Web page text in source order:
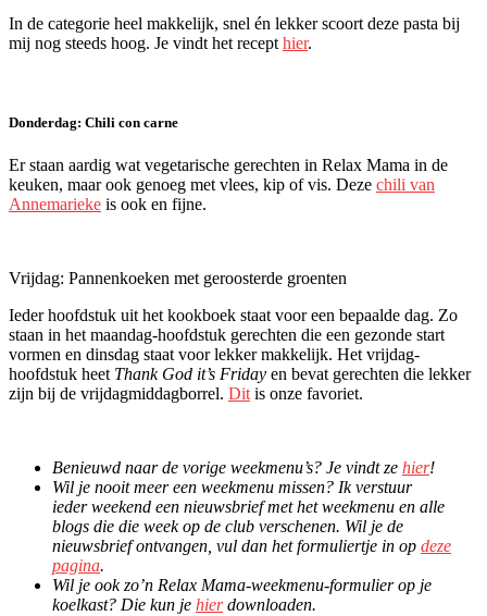
In de categorie heel makkelijk, snel én lekker scoort deze pasta bij
mij nog steeds hoog. Je vindt het recept hier.
Donderdag: Chili con carne
Er staan aardig wat vegetarische gerechten in Relax Mama in de
keuken, maar ook genoeg met vlees, kip of vis. Deze chili van
Annemarieke is ook en fijne.
Vrijdag: Pannenkoeken met geroosterde groenten
Ieder hoofdstuk uit het kookboek staat voor een bepaalde dag. Zo
staan in het maandag-hoofdstuk gerechten die een gezonde start
vormen en dinsdag staat voor lekker makkelijk. Het vrijdag-
hoofdstuk heet Thank God it’s Friday en bevat gerechten die lekker
zijn bij de vrijdagmiddagborrel. Dit is onze favoriet.
Benieuwd naar de vorige weekmenu’s? Je vindt ze hier!
Wil je nooit meer een weekmenu missen? Ik verstuur
ieder weekend een nieuwsbrief met het weekmenu en alle
blogs die die week op de club verschenen. Wil je de
nieuwsbrief ontvangen, vul dan het formuliertje in op deze
pagina.
Wil je ook zo’n Relax Mama-weekmenu-formulier op je
koelkast? Die kun je hierdownloaden.